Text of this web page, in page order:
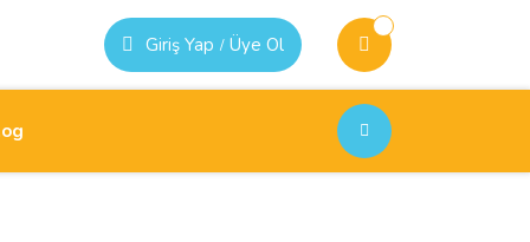
Giriş Yap / Üye Ol